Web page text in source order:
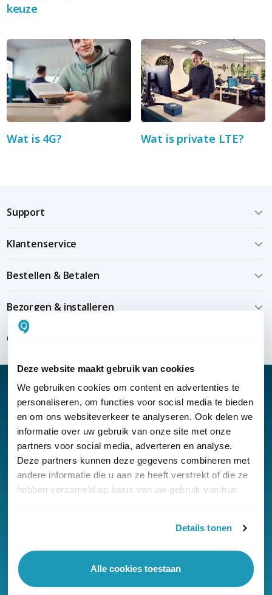
Deze website maakt gebruik van cookies
We gebruiken cookies om content en advertenties te
personaliseren, om functies voor social media te bieden
en om ons websiteverkeer te analyseren. Ook delen we
informatie over uw gebruik van onze site met onze
partners voor social media, adverteren en analyse.
Deze partners kunnen deze gegevens combineren met
andere informatie die u aan ze heeft verstrekt of die ze
hebben verzameld op basis van uw gebruik van hun
Details tonen
Alle cookies toestaan
keuze
Wat is 4G? Wat is private LTE?
Support
Klantenservice
Bestellen & Betalen
Bezorgen & installeren
Over KommaGo
Nieuwsbrief
Klantenservice